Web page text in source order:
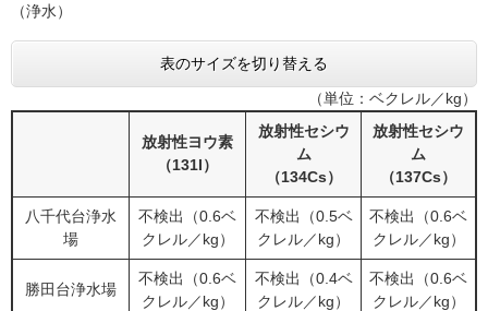
（浄水）
表のサイズを切り替える
（単位：ベクレル／kg）
放射性ヨウ素
（131I）
放射性セシウ
ム
（134Cs）
放射性セシウ
ム
（137Cs）
八千代台浄水
場
不検出（0.6ベ
クレル／kg）
不検出（0.5ベ
クレル／kg）
不検出（0.6ベ
クレル／kg）
勝田台浄水場
不検出（0.6ベ
クレル／kg）
不検出（0.4ベ
クレル／kg）
不検出（0.6ベ
クレル／kg）